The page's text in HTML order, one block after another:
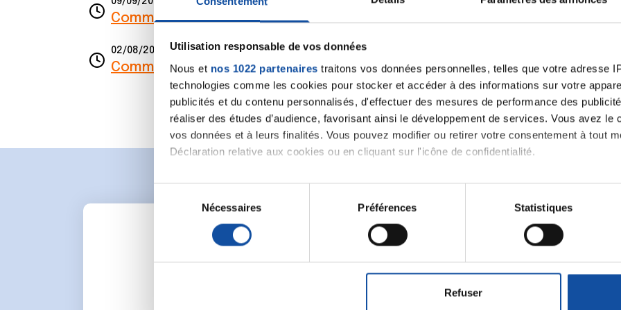
Utilisation responsable de vos données
Nous et nos 1022 partenaires traitons vos données personnelles, telles que votre adresse
technologies comme les cookies pour stocker et accéder à des informations sur votre
publicités et du contenu personnalisés, d'effectuer des mesures de performance des
réaliser des études d’audience, favorisant ainsi le développement de services. Vous avez le
vos données et à leurs finalités. Vous pouvez modifier ou retirer votre consentement à tout
Déclaration relative aux cookies ou en cliquant sur l'icône de confidentialité.
Si vous le permettez, nous aimerions également :
Collecter des informations sur votre localisation géographique qui peuvent être
digitales).
Pour en savoir plus sur le traitement de vos données personnelles et définir vos
. Vous pouvez modifier ou retirer votre consentement à tout moment à partir de la
Nécessaires Préférences Statistiques
Refuser
Commentairede la discussion
02/08/2024
Commentairede la discussion Gonflement cicatrice et taille prothèse
Lancer une discussion
Pour lancer une nouvelle discussion, vous aurez besoin de vous connecter ou